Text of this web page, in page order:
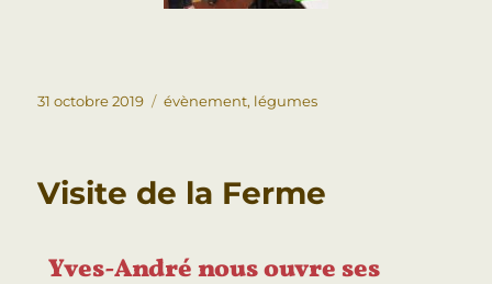
31 octobre 2019 évènement, légumes
Visite de la Ferme
Yves-André nous ouvre ses